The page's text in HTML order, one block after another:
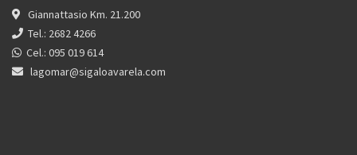
Giannattasio Km. 21.200
Tel.: 2682 4266
Cel.: 095 019 614
lagomar@sigaloavarela.com